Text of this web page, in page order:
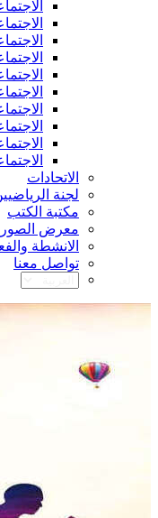
الاتحادات
لجنة
مكتبة الكتب
معرض الصور
الانشطة
تواصل معنا